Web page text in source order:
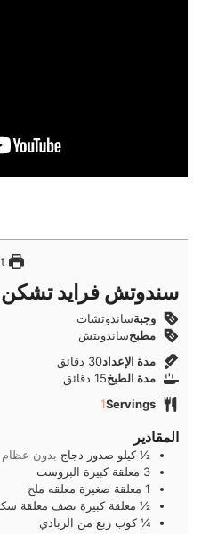
Print
سندوتش فرايد
وجبةساندوتشات
مطبخساندويتش
مدة الإعداد30 دقائق
دقائق
مدة الطبخ15دقائق
دقائق
Servings
1
المقادير
½ كيلو صدور دجاج بدون عظام
3 معلقة كبيرة البروست
1 معلقة صغيرة معلقه ملح
½ معلقة كبيرة نصف معلقة
¼ كوب ربع من الزبادي